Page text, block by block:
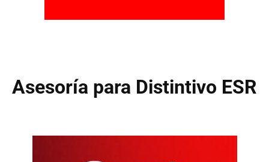
Asesoría para Distintivo ESR